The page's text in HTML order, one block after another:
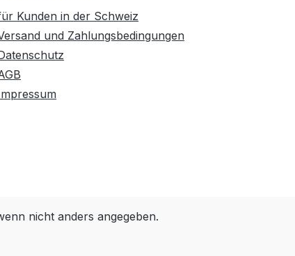
Kunden in der Schweiz
und Zahlungsbedingungen
nicht anders angegeben.